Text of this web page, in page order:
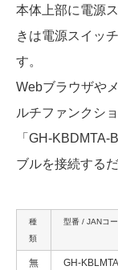
本体上部に電源
きは電源スイッ
す。
Webブラウザや
ルチファンクシ
「GH-
ブルを接続する
種
類
型番 / JANコ
無
GH-